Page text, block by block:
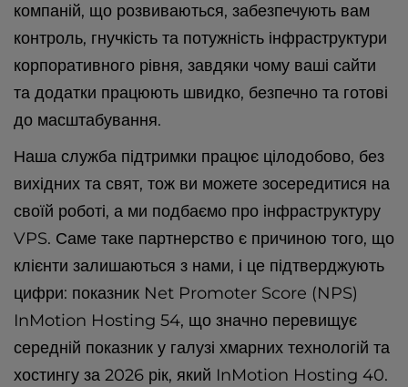
компаній, що розвиваються, забезпечують вам
контроль, гнучкість та потужність інфраструктури
корпоративного рівня, завдяки чому ваші сайти
та додатки працюють швидко, безпечно та готові
до масштабування.
Наша служба підтримки працює цілодобово, без
вихідних та свят, тож ви можете зосередитися на
своїй роботі, а ми подбаємо про інфраструктуру
VPS. Саме таке партнерство є причиною того, що
клієнти залишаються з нами, і це підтверджують
цифри: показник Net Promoter Score (NPS)
InMotion Hosting 54, що значно перевищує
середній показник у галузі хмарних технологій та
хостингу за 2026 рік, який InMotion Hosting 40.